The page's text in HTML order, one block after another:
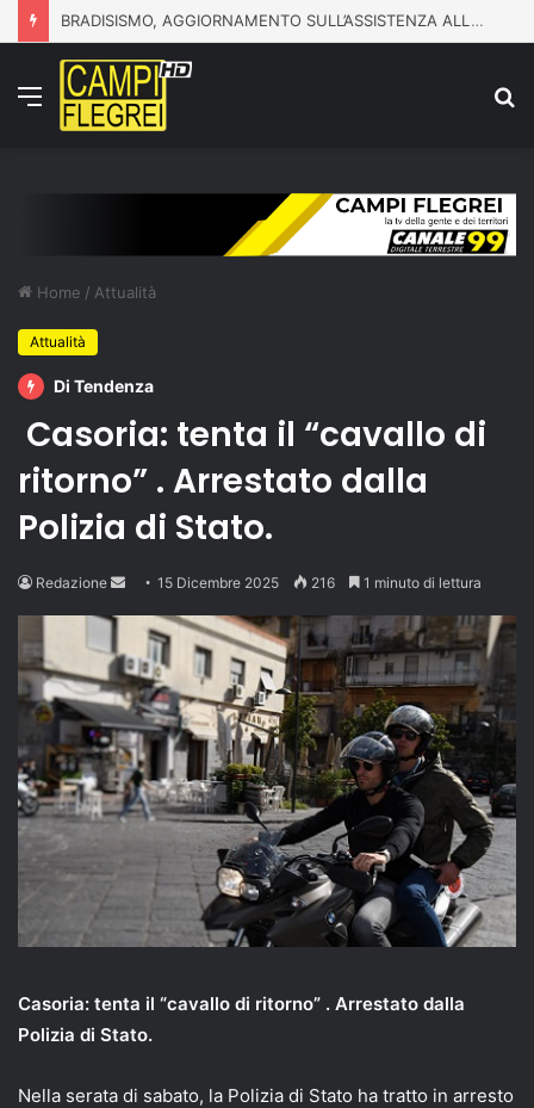
BRADISISMO, AGGIORNAMENTO SULL’ASSISTENZA ALLA POPOLAZIONE
Menu
Home / Attualità
Attualità
Di Tendenza
Casoria: tenta il “cavallo di
ritorno” . Arrestato dalla
Polizia di Stato.
Redazione
Send
email
15 Dicembre 2025 216 1 minuto di lettura
Casoria: tenta il “cavallo di ritorno” . Arrestato dalla
Polizia di Stato.
Nella serata di sabato, la Polizia di Stato ha tratto in arresto